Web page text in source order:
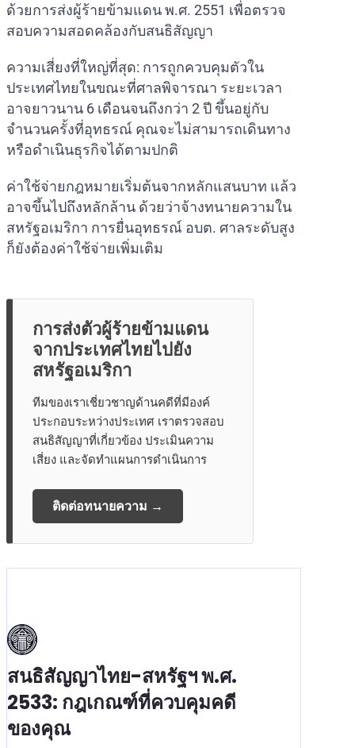
ด้วยการส่งผู้ร้ายข้ามแดน พ.ศ. 2551 เพื่อตรวจ
สอบความสอดคล้องกับสนธิสัญญา
ความเสี่ยงที่ใหญ่ที่สุด: การถูกควบคุมตัวใน
ประเทศไทยในขณะที่ศาลพิจารณา ระยะเวลา
อาจยาวนาน 6 เดือนจนถึงกว่า 2 ปี ขึ้นอยู่กับ
จำนวนครั้งที่อุทธรณ์ คุณจะไม่สามารถเดินทาง
หรือดำเนินธุรกิจได้ตามปกติ
ค่าใช้จ่ายกฎหมายเริ่มต้นจากหลักแสนบาท แล้ว
อาจขึ้นไปถึงหลักล้าน ด้วยว่าจ้างทนายความใน
สหรัฐอเมริกา การยื่นอุทธรณ์ อบต. ศาลระดับสูง
ก็ยังต้องค่าใช้จ่ายเพิ่มเติม
การส่งตัวผู้ร้ายข้ามแดน
จากประเทศไทยไปยัง
สหรัฐอเมริกา
ทีมของเราเชี่ยวชาญด้านคดีที่มีองค์
ประกอบระหว่างประเทศ เราตรวจสอบ
สนธิสัญญาที่เกี่ยวข้อง ประเมินความ
เสี่ยง และจัดทำแผนการดำเนินการ
ติดต่อทนายความ →
สนธิสัญญาไทย-สหรัฐฯ พ.ศ.
2533: กฎเกณฑ์ที่ควบคุมคดี
ของคุณ